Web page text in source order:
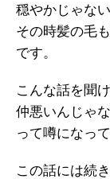
穏やかじゃな
その時髪の毛
です。
こんな話を聞
仲悪いんじゃ
って噂になっ
この話には続